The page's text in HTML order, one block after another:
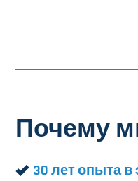
Почему
30 лет опыта в